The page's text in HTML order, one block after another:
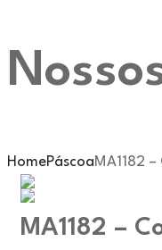
HomePáscoaMA1182
MA1182 –